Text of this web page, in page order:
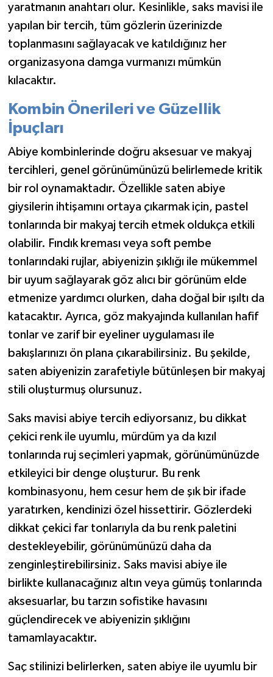
yaratmanın anahtarı olur. Kesinlikle, saks mavisi ile
yapılan bir tercih, tüm gözlerin üzerinizde
toplanmasını sağlayacak ve katıldığınız her
organizasyona damga vurmanızı mümkün
kılacaktır.
Kombin Önerileri ve Güzellik
İpuçları
Abiye kombinlerinde doğru aksesuar ve makyaj
tercihleri, genel görünümünüzü belirlemede kritik
bir rol oynamaktadır. Özellikle saten abiye
giysilerin ihtişamını ortaya çıkarmak için, pastel
tonlarında bir makyaj tercih etmek oldukça etkili
olabilir. Fındık kreması veya soft pembe
tonlarındaki rujlar, abiyenizin şıklığı ile mükemmel
bir uyum sağlayarak göz alıcı bir görünüm elde
etmenize yardımcı olurken, daha doğal bir ışıltı da
katacaktır. Ayrıca, göz makyajında kullanılan hafif
tonlar ve zarif bir eyeliner uygulaması ile
bakışlarınızı ön plana çıkarabilirsiniz. Bu şekilde,
saten abiyenizin zarafetiyle bütünleşen bir makyaj
stili oluşturmuş olursunuz.
Saks mavisi abiye tercih ediyorsanız, bu dikkat
çekici renk ile uyumlu, mürdüm ya da kızıl
tonlarında ruj seçimleri yapmak, görünümünüzde
etkileyici bir denge oluşturur. Bu renk
kombinasyonu, hem cesur hem de şık bir ifade
yaratırken, kendinizi özel hissettirir. Gözlerdeki
dikkat çekici far tonlarıyla da bu renk paletini
destekleyebilir, görünümünüzü daha da
zenginleştirebilirsiniz. Saks mavisi abiye ile
birlikte kullanacağınız altın veya gümüş tonlarında
aksesuarlar, bu tarzın sofistike havasını
güçlendirecek ve abiyenizin şıklığını
tamamlayacaktır.
Saç stilinizi belirlerken, saten abiye ile uyumlu bir